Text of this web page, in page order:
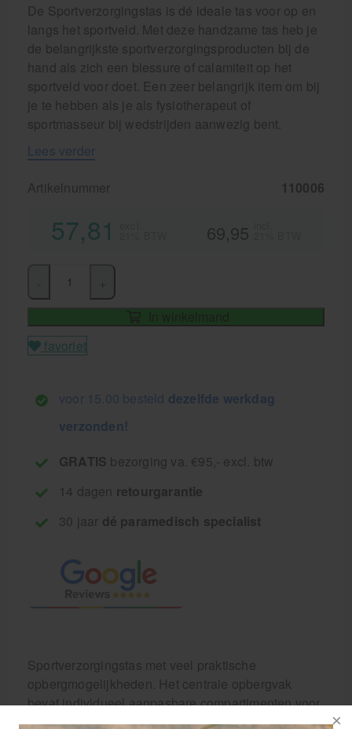
De Sportverzorgingstas is dé ideale tas voor op en
langs het sportveld. Met deze handzame tas heb je
de belangrijkste sportverzorgingsproducten bij de
hand als zich een blessure of calamiteit op het
sportveld voor doet. Een zeer belangrijk item om bij
je te hebben als je als fysiotherapeut of
sportmasseur bij wedstrijden aanwezig bent.
Lees verder
Artikelnummer 110006
57,81 69,95
In winkelmand
favoriet
voor 15.00 besteld dezelfde werkdag
verzonden!
GRATIS bezorging va. €95,- excl. btw
14 dagen retourgarantie
30 jaar dé paramedisch specialist
Sportverzorgingstas met veel praktische
opbergmogelijkheden. Het centrale opbergvak
bevat individueel aanpasbare compartimenten voor
een ordelijke organisatie van uw